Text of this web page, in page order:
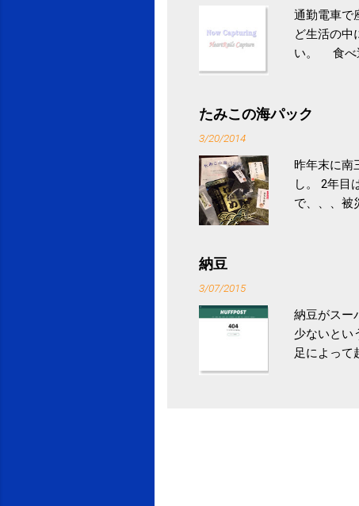
通勤電車で
ど生活の中
い。 食べ
ル性脂肪
続けること
たみこの海パック
3/20/2014
昨年末に南
し。 2年目
で、、、被
税になる
納豆
3/07/2015
納豆がスー
少ないとい
足によって
いために
豆」！ 1
味しい食